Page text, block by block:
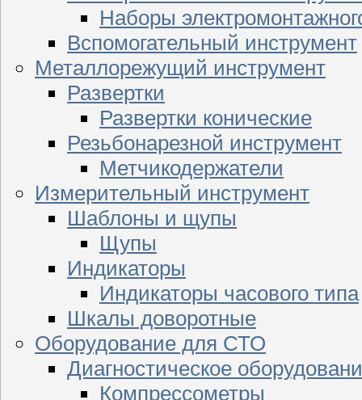
Наборы
Вспомогательный инструмент
Металлорежущий инструмент
Развертки
Развертки конические
Резьбонарезной инструмент
Метчикодержатели
Измерительный инструмент
Шаблоны и щупы
Щупы
Индикаторы
Индикаторы часового типа
Шкалы доворотные
Оборудование для СТО
Диагностическое
Компрессометры